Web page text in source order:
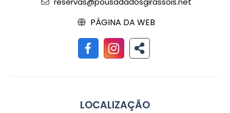
PÁGINA DA WEB
LOCALIZAÇÃO